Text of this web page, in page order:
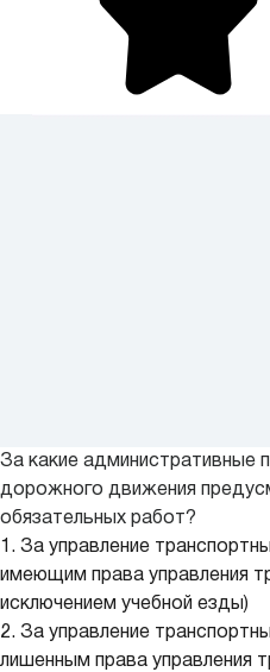
За какие административные
дорожного движения
обязательных работ?
1. За управление
имеющим права управления
исключением учебной езды)
2. За управление
лишенным права управления